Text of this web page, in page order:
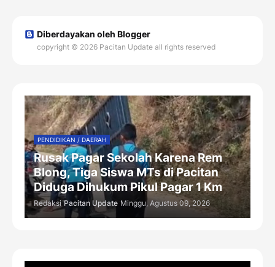
Diberdayakan oleh Blogger
copyright © 2026 Pacitan Update all rights reserved
PENDIDIKAN / DAERAH
Rusak Pagar Sekolah Karena Rem
Blong, Tiga Siswa MTs di Pacitan
Diduga Dihukum Pikul Pagar 1 Km
Redaksi Pacitan Update Minggu, Agustus 09, 2026